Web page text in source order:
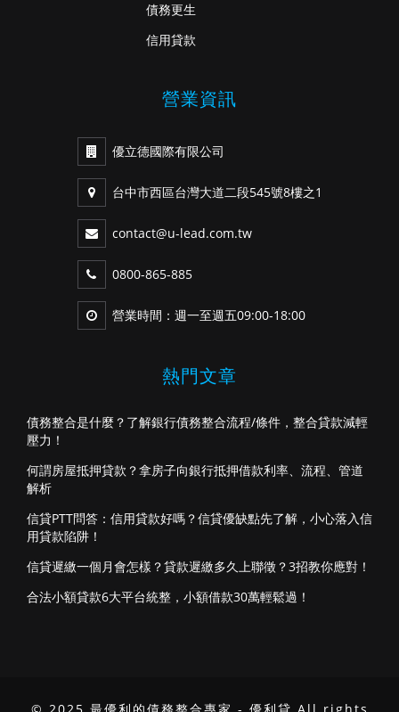
債務更生
信用貸款
營業資訊
優立德國際有限公司
台中市西區台灣大道二段545號8樓之1
contact@u-lead.com.tw
0800-865-885
營業時間：週一至週五09:00-18:00
熱門文章
債務整合是什麼？了解銀行債務整合流程/條件，整合貸款減輕
壓力！
何謂房屋抵押貸款？拿房子向銀行抵押借款利率、流程、管道
解析
信貸PTT問答：信用貸款好嗎？信貸優缺點先了解，小心落入信
用貸款陷阱！
信貸遲繳一個月會怎樣？貸款遲繳多久上聯徵？3招教你應對！
合法小額貸款6大平台統整，小額借款30萬輕鬆過！